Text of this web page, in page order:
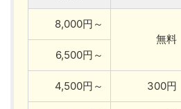
8,000円～
無料
6,500円～
4,500円～ 300円